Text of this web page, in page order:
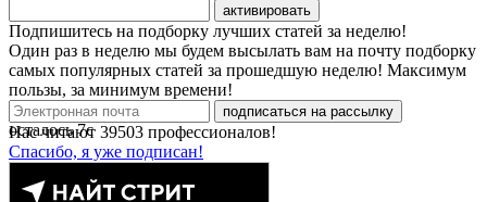
активировать
Подпишитесь на подборку лучших статей за неделю!
Один раз в неделю мы будем высылать вам на почту подборку
самых популярных статей за прошедшую неделю! Максимум
пользы, за минимум времени!
подписаться на рассылку
Нас читают 39503 профессионалов!
Спасибо, я уже подписан!
осталось7с